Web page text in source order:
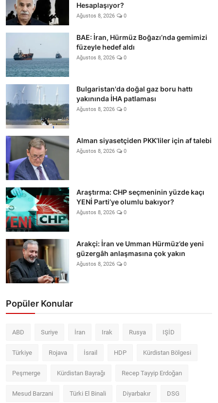
Hesaplaşıyor?
Ağustos 8, 2026 0
BAE: İran, Hürmüz Boğazı’nda gemimizi
füzeyle hedef aldı
Ağustos 8, 2026 0
Bulgaristan'da doğal gaz boru hattı
yakınında İHA patlaması
Ağustos 8, 2026 0
Alman siyasetçiden PKK’liler için af talebi
Ağustos 8, 2026 0
Araştırma: CHP seçmeninin yüzde kaçı
YENİ Parti’ye olumlu bakıyor?
Ağustos 8, 2026 0
Arakçi: İran ve Umman Hürmüz’de yeni
güzergâh anlaşmasına çok yakın
Ağustos 8, 2026 0
Popüler Konular
ABD Suriye İran Irak Rusya IŞİD
Türkiye Rojava İsrail HDP Kürdistan Bölgesi
Peşmerge Kürdistan Bayrağı Recep Tayyip Erdoğan
Mesud Barzani Türki El Binali Diyarbakır DSG